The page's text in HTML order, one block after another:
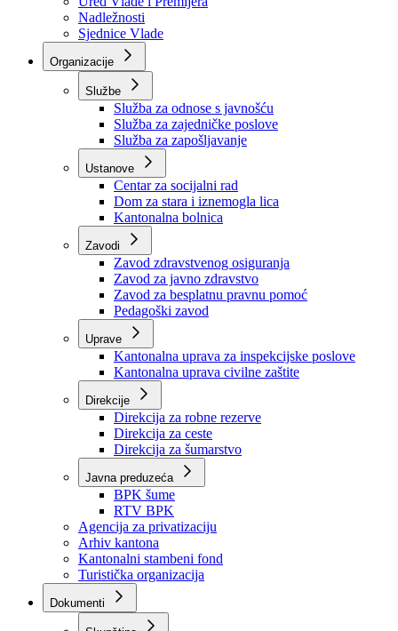
Ministarstvo za boračka pitanja
Ministarstvo za finansije
Ured Vlade i Premijera
Nadležnosti
Sjednice Vlade
Organizacije
Službe
Služba za odnose s javnošću
Služba za zajedničke poslove
Služba za zapošljavanje
Ustanove
Centar za socijalni rad
Dom za stara i iznemogla lica
Kantonalna bolnica
Zavodi
Zavod zdravstvenog osiguranja
Zavod za javno zdravstvo
Zavod za besplatnu pravnu pomoć
Pedagoški zavod
Kantonalna uprava za inspekcijske poslove
Kantonalna uprava civilne zaštite
Direkcije
Direkcija za robne rezerve
Direkcija za ceste
Direkcija za šumarstvo
Javna preduzeća
BPK šume
RTV BPK
Agencija za privatizaciju
Arhiv kantona
Kantonalni stambeni fond
Turistička organizacija